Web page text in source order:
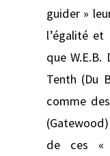
guider »
l’égalité
que W.E.B.
Tenth (Du
comme
de ces «